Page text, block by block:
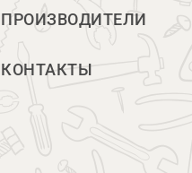
ПРОИЗВОДИТЕЛИ
КОНТАКТЫ